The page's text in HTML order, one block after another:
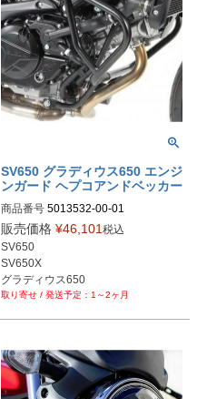
SV650 グラディウス650 エンジ
ンガード ヘプコアンドベッカー
商品番号 5013532-00-01
メーカー品番：5013532 00 01
販売価格 ¥46,101税込
SV650
SV650X
グラディウス650
1～2ヶ月